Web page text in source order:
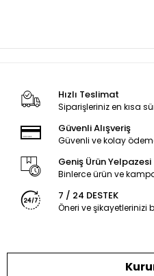
Hızlı Teslimat
Siparişleriniz en kısa
Güvenli Alışveriş
Güvenli ve kolay
Geniş Ürün Yelpazesi
Binlerce ürün ve
7 / 24 DESTEK
Öneri ve şikayetlerinizi